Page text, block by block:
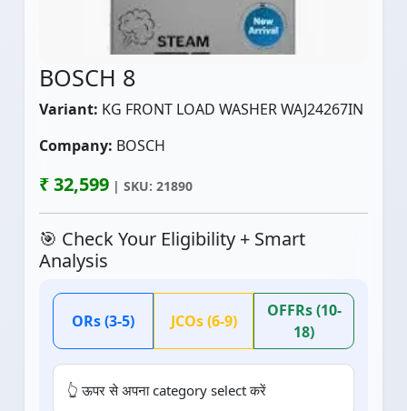
BOSCH 8
Variant: KG FRONT LOAD WASHER WAJ24267IN
Company: BOSCH
₹ 32,599 | SKU: 21890
🎯 Check Your Eligibility + Smart
Analysis
ORs (3-5) JCOs (6-9)
OFFRs (10-
18)
👆 ऊपर से अपना category select करें